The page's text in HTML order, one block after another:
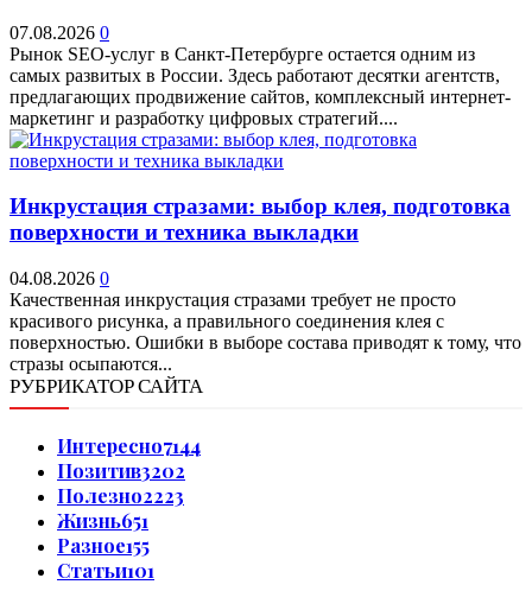
07.08.2026 0
Рынок SEO-услуг в Санкт-Петербурге остается одним из
самых развитых в России. Здесь работают десятки агентств,
предлагающих продвижение сайтов, комплексный интернет-
маркетинг и разработку цифровых стратегий....
Инкрустация стразами: выбор клея, подготовка
поверхности и техника выкладки
04.08.2026 0
Качественная инкрустация стразами требует не просто
красивого рисунка, а правильного соединения клея с
поверхностью. Ошибки в выборе состава приводят к тому, что
стразы осыпаются...
РУБРИКАТОР САЙТА
Интересно7144
Позитив3202
Полезно2223
Жизнь651
Разное155
Статьи101